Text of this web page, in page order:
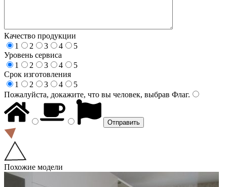
Качество продукции
1
2 3 4
5
Уровень сервиса
1
2 3 4
5
Срок изготовления
1
2 3 4
5
Пожалуйста, докажите, что вы человек, выбрав Флаг.
Похожие модели